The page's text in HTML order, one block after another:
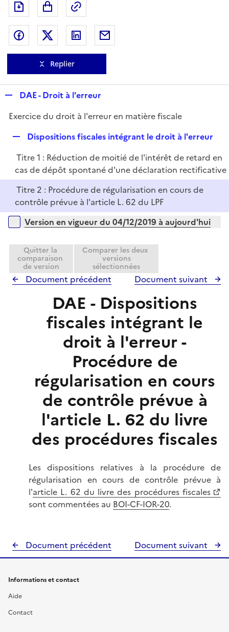
Exporter le document au format pdf
Partager sur Facebook
Partager sur Twitter
Partager sur LinkedIn
Replier
p
e
r
DAE - Droit à l'erreur
Exercice du droit à l'erreur en matière fiscale
p
l
i
r
Dispositions fiscales intégrant le droit à l'erreur
Titre 1 : Réduction de moitié de l'intérêt de retard en
cas de dépôt spontané d'une déclaration rectificative
Titre 2 : Procédure de régularisation en cours de
contrôle prévue à l'article L. 62 du LPF
Versions sur la période
Version en vigueur du 04/12/2019 à aujourd'hui
Quitter la
comparaison
de version
Comparer les deux
versions
sélectionnées
Document précédent Document suivant
DAE - Dispositions
fiscales intégrant le
droit à l'erreur -
Procédure de
régularisation en cours
de contrôle prévue à
l'article L. 62 du livre
des procédures fiscales
Les dispositions relatives à la procédure de
régularisation en cours de contrôle prévue à
l'article L. 62 du livre des procédures fiscales
sont commentées au BOI-CF-IOR-20.
Document précédent Document suivant
Informations et contact
Aide
Contact